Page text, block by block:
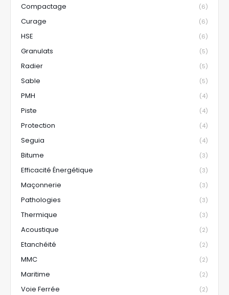
Compactage (6)
Curage (6)
HSE (6)
Granulats (5)
Radier (5)
Sable (5)
PMH (4)
Piste (4)
Protection (4)
Seguia (4)
Bitume (3)
Efficacité Énergétique (3)
Maçonnerie (3)
Pathologies (3)
Thermique (3)
Acoustique (2)
Etanchéité (2)
MMC (2)
Maritime (2)
Voie Ferrée (2)